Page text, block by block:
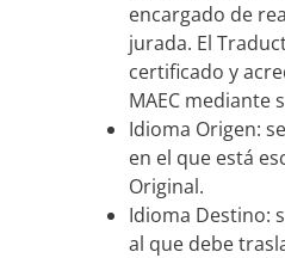
encargado de
jurada. El
certificado y
MAEC mediante
Idioma Origen:
en el que está
Original.
Idioma Destino:
al que debe